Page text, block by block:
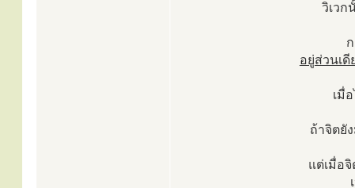
วิเวก
อยู่ส่วนเ
เมื่
ถ้าจิตยั
แต่เมื่อ